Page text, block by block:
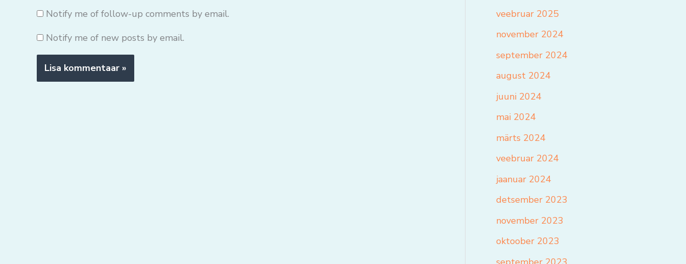
Notify me of follow-up comments by email.
Notify me of new posts by email.
veebruar 2025
november 2024
september 2024
august 2024
juuni 2024
mai 2024
märts 2024
veebruar 2024
jaanuar 2024
detsember 2023
november 2023
oktoober 2023